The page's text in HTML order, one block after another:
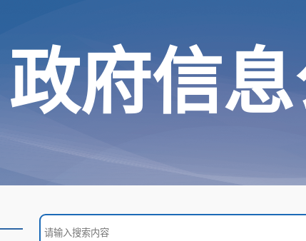
政府信